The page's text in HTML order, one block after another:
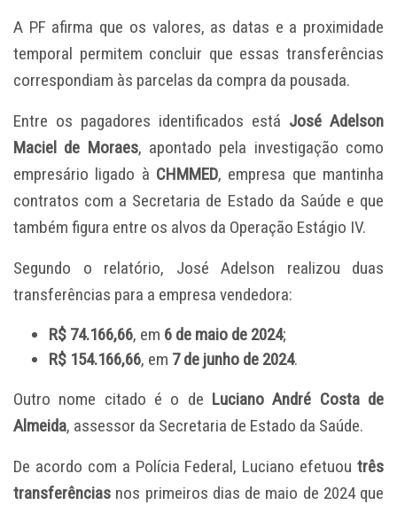
A PF afirma que os valores, as datas e a proximidade
temporal permitem concluir que essas transferências
correspondiam às parcelas da compra da pousada.
Entre os pagadores identificados está José Adelson
Maciel de Moraes, apontado pela investigação como
empresário ligado à CHMMED, empresa que mantinha
contratos com a Secretaria de Estado da Saúde e que
também figura entre os alvos da Operação Estágio IV.
Segundo o relatório, José Adelson realizou duas
transferências para a empresa vendedora:
R$ 74.166,66, em 6 de maio de 2024;
R$ 154.166,66, em 7 de junho de 2024.
Outro nome citado é o de Luciano André Costa de
Almeida, assessor da Secretaria de Estado da Saúde.
De acordo com a Polícia Federal, Luciano efetuou três
transferências nos primeiros dias de maio de 2024 que